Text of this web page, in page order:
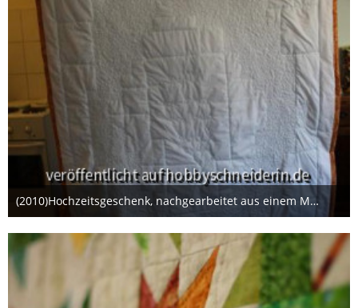
(2010)Hochzeitsgeschenk, nachgearbeitet aus einem Magazin.
22. Januar 2014